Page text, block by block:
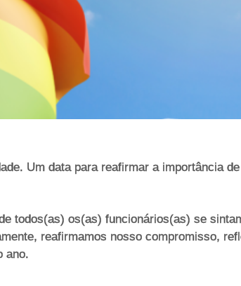
Um data para reafirmar a importância
todos(as) os(as) funcionários(as) se
reafirmamos nosso compromisso,
ano.